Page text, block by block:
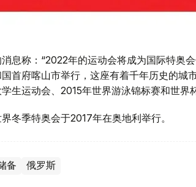
息称：“2022年的运动会将成为国际特奥
首府喀山市举行，这座有着千年历史的城
生运动会、2015年世界游泳锦标赛和世界
冬季特奥会于2017年在奥地利举行。
备 俄罗斯